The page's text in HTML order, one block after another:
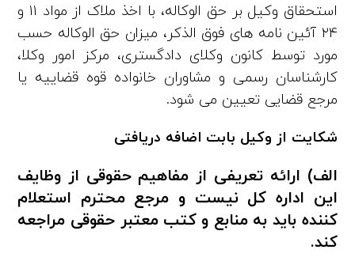
استحقاق وکیل بر حق‌ الوکاله، با اخذ ملاک از مواد ۱۱ و
۲۴ آئین‌ نامه‌ های فوق‌ الذکر، میزان حق‌ الوکاله حسب
مورد توسط کانون وکلای دادگستری، مرکز امور وکلا،
کارشناسان رسمی و مشاوران خانواده قوه قضاییه یا
مرجع قضایی تعیین می‌ شود.
شکایت از وکیل بابت اضافه دریافتی
الف) ارائه تعریفی از مفاهیم حقوقی از وظایف
این اداره کل نیست و مرجع محترم استعلام‌
کننده باید به منابع و کتب معتبر حقوقی مراجعه
کند.